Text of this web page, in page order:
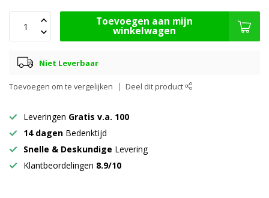
Toevoegen aan mijn
winkelwagen
Niet Leverbaar
Toevoegen om te vergelijken Deel dit product
Leveringen Gratis v.a. 100
14 dagen Bedenktijd
Snelle & Deskundige Levering
Klantbeordelingen 8.9/10